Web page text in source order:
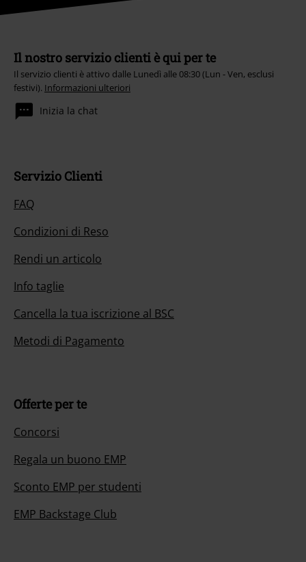
Il nostro servizio clienti è qui per te
Il servizio clienti è attivo dalle Lunedì alle 08:30 (Lun - Ven, esclusi
festivi). Informazioni ulteriori
Inizia la chat
Servizio Clienti
FAQ
Condizioni di Reso
Rendi un articolo
Info taglie
Cancella la tua iscrizione al BSC
Metodi di Pagamento
Offerte per te
Concorsi
Regala un buono EMP
Sconto EMP per studenti
EMP Backstage Club